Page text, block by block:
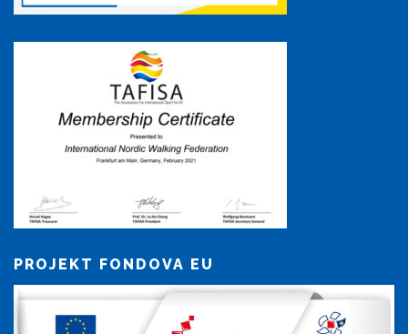
PROJEKT FONDOVA EU